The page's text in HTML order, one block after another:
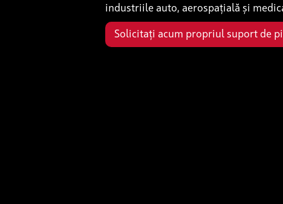
industriile auto, aerospațială și
Solicitați acum propriul suport de